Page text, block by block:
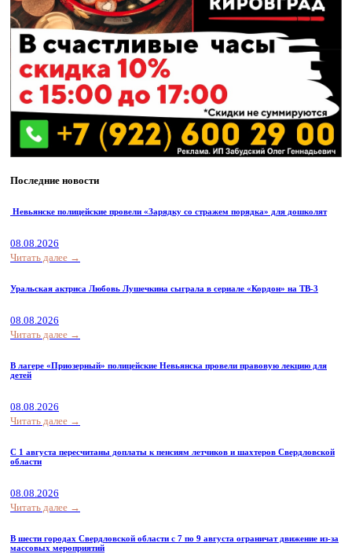
Последние новости
Невьянске полицейские провели «Зарядку со стражем порядка» для дошколят
08.08.2026
Читать далее →
Уральская актриса Любовь Лушечкина сыграла в сериале «Кордон» на ТВ-3
08.08.2026
Читать далее →
В лагере «Приозерный» полицейские Невьянска провели правовую лекцию для
детей
08.08.2026
Читать далее →
С 1 августа пересчитаны доплаты к пенсиям летчиков и шахтеров Свердловской
области
08.08.2026
Читать далее →
В шести городах Свердловской области с 7 по 9 августа ограничат движение из-за
массовых мероприятий